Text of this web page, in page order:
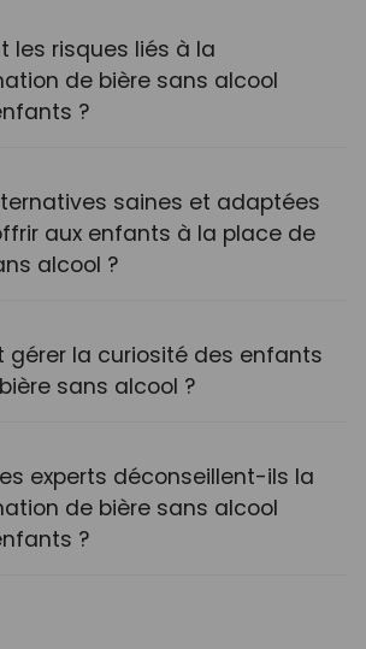
les risques liés à la
de bière sans alcool
?
saines et adaptées
aux enfants à la place de
alcool ?
gérer la curiosité des enfants
sans alcool ?
experts déconseillent-ils la
de bière sans alcool
?